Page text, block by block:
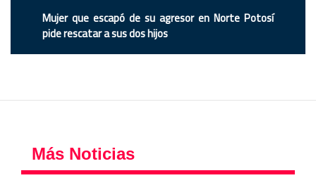
Mujer que escapó de su agresor en Norte Potosí
pide rescatar a sus dos hijos
Más Noticias